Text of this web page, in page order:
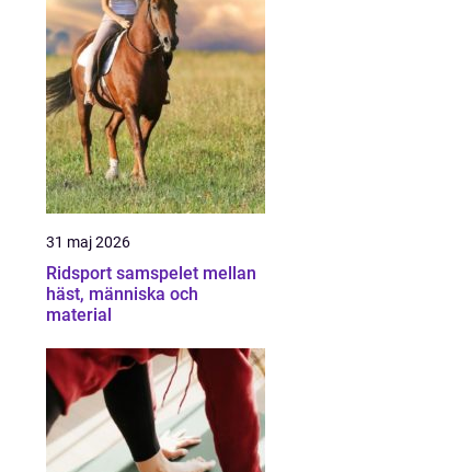
31 maj 2026
Ridsport samspelet mellan
häst, människa och
material